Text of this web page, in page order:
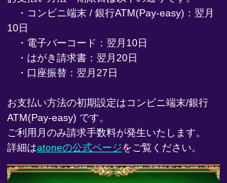
・コンビニ端末 / 銀行ATM(Pay-easy)：翌月
10日
・電子バーコード：翌月10日
・はがき請求書：翌月20日
・口座振替：翌月27日
お支払い方法の初期設定はコンビニ端末/銀行
ATM(Pay-easy) です。
ご利用月のみ請求手数料が発生いたします。
詳細はatoneの公式ページをご覧ください。